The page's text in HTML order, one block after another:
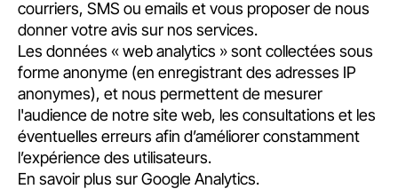
courriers, SMS ou emails et vous proposer de nous
donner votre avis sur nos services.
Les données « web analytics » sont collectées sous
forme anonyme (en enregistrant des adresses IP
anonymes), et nous permettent de mesurer
l'audience de notre site web, les consultations et les
éventuelles erreurs afin d’améliorer constamment
l’expérience des utilisateurs.
En savoir plus sur Google Analytics.